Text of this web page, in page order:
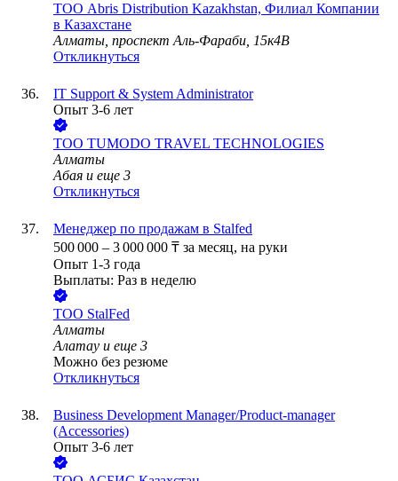
ТОО Abris Distribution Kazakhstan, Филиал Компании
в Казахстане
Алматы, проспект Аль-Фараби, 15к4В
Откликнуться
IT Support & System Administrator
Опыт 3-6 лет
ТОО TUMODO TRAVEL TECHNOLOGIES
Алматы
Абая и еще 3
Откликнуться
Менеджер по продажам в Stalfed
500 000 – 3 000 000 ₸ за месяц, на руки
Опыт 1-3 года
Выплаты: Раз в неделю
ТОО StalFed
Алматы
Алатау и еще 3
Можно без резюме
Откликнуться
Business Development Manager/Product-manager
(Accessories)
Опыт 3-6 лет